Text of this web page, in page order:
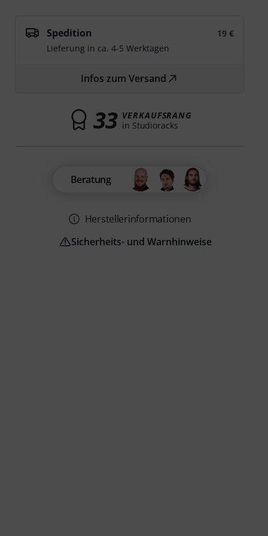
Spedition
19 €
Lieferung in ca. 4-5 Werktagen
Infos zum Versand
33 VERKAUFSRANG
in Studioracks
Beratung
Herstellerinformationen
Sicherheits- und Warnhinweise